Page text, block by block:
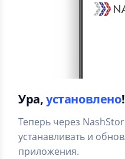
Ура,установлено!
Теперь через
устанавливать и
приложения.